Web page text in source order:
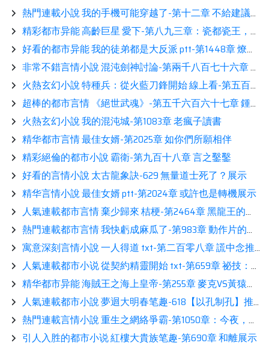
熱門連載小說 我的手機可能穿越了-第十二章 不給建議分享
精彩都市异能 高齡巨星 愛下-第八九三章：瓷都瓷王，李世信！（求月票！）展示
好看的都市异能 我的徒弟都是大反派 ptt-第1448章 燎原（3-4）閲讀
非常不錯言情小說 混沌劍神討論-第兩千八百七十六章 談判看書
火熱玄幻小說 特種兵：從火藍刀鋒開始 線上看-第五百二十章完美完成任務，鑒賞
超棒的都市言情 《絕世武魂》-第五千六百六十七章 鍾離世家！誅殺令！看書
火熱玄幻小說 我的混沌城-第1083章 老瘋子讀書
精华都市言情 最佳女婿-第2025章 如你們所願相伴
精彩絕倫的都市小說 霸衛-第九百十八章 言之鑿鑿
好看的言情小說 太古龍象訣-629 無量道士死了？展示
精华言情小說 最佳女婿 ptt-第2024章 或許也是轉機展示
人氣連載都市言情 棄少歸來 桔梗-第2464章 黑龍王的目的，世界之力！分享
熱門連載都市言情 我快虧成麻瓜了-第983章 動作片的飯局分享
寓意深刻言情小說 一人得道 txt-第二百零八章 謊中念推薦
人氣連載都市小说 從契約精靈開始 txt-第659章 祕技：二五仔之術！（二合一）
精华都市异能 海賊王之海上皇帝-第255章 麥克VS黃猿推薦
人氣連載都市小說 夢迴大明春笔趣-618【以孔制孔】推薦
熱門連載言情小說 重生之網絡爭霸-第1050章：今夜，他改變了世界……讀書
引人入胜的都市小说 紅樓大貴族笔趣-第690章 和離展示